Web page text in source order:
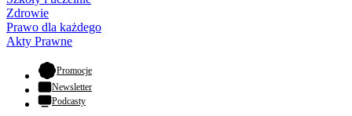
Zdrowie
Prawo dla każdego
Akty Prawne
Promocje- otwiera się w nowej karcie
Newsletter
Podcasty